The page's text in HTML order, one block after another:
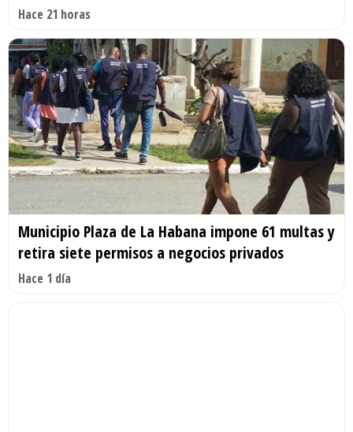
Hace 21 horas
Municipio Plaza de La Habana impone 61 multas y
retira siete permisos a negocios privados
Hace 1 día